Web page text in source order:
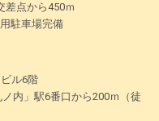
点から450ｍ
駐車場完備
ル6階
内」駅6番口から200ｍ（徒